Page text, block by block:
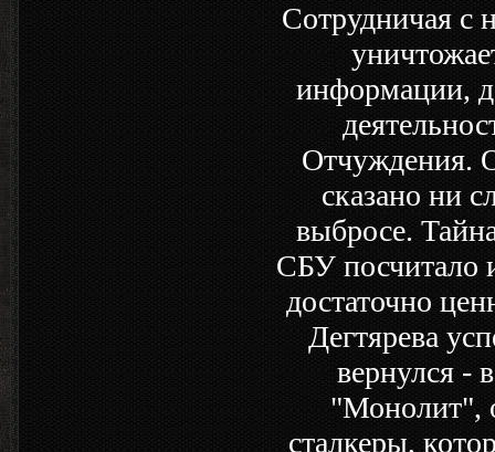
Сотрудничая с
информации,
Отчуждения.
сказано ни
выбросе.
СБУ посчитало
достаточно
Дегтярева
вернулся -
"Монолит",
сталкеры,